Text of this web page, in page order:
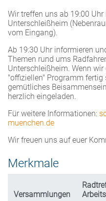
Wir treffen uns ab 19:00
Unterschleißheim
vom Eingang).
Ab 19:30 Uhr informieren
Themen rund ums
Unterschleißheim. Wenn
"offiziellen" Programm
gemütliches
herzlich eingeladen.
Für weitere Informationen:
muenchen.de
Wir freuen uns auf euer
Merkmale
Versammlungen